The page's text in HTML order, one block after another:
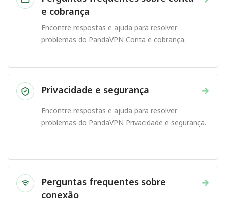
e cobrança
Encontre respostas e ajuda para resolver
problemas do PandaVPN Conta e cobrança.
→
Privacidade e segurança
Encontre respostas e ajuda para resolver
problemas do PandaVPN Privacidade e segurança.
→
Perguntas frequentes sobre
conexão